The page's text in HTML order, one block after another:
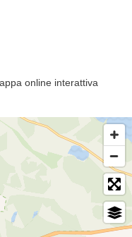
online interattiva